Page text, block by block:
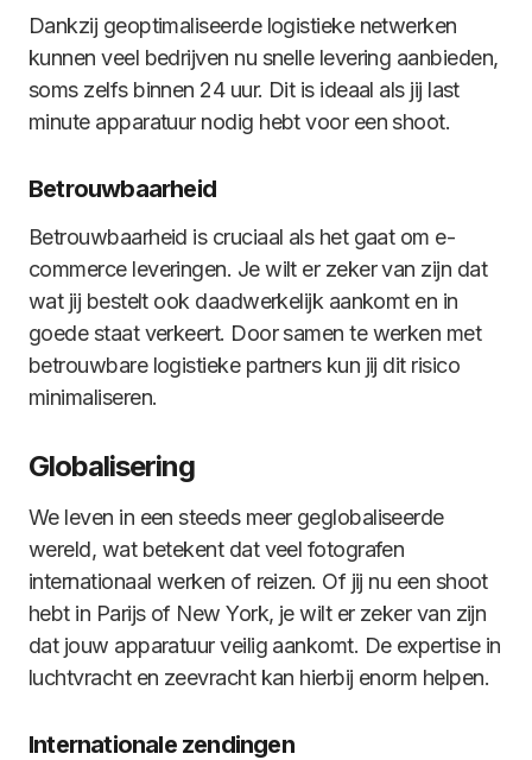
Dankzij geoptimaliseerde logistieke netwerken
kunnen veel bedrijven nu snelle levering aanbieden,
soms zelfs binnen 24 uur. Dit is ideaal als jij last
minute apparatuur nodig hebt voor een shoot.
Betrouwbaarheid
Betrouwbaarheid is cruciaal als het gaat om e-
commerce leveringen. Je wilt er zeker van zijn dat
wat jij bestelt ook daadwerkelijk aankomt en in
goede staat verkeert. Door samen te werken met
betrouwbare logistieke partners kun jij dit risico
minimaliseren.
Globalisering
We leven in een steeds meer geglobaliseerde
wereld, wat betekent dat veel fotografen
internationaal werken of reizen. Of jij nu een shoot
hebt in Parijs of New York, je wilt er zeker van zijn
dat jouw apparatuur veilig aankomt. De expertise in
luchtvracht en zeevracht kan hierbij enorm helpen.
Internationale zendingen